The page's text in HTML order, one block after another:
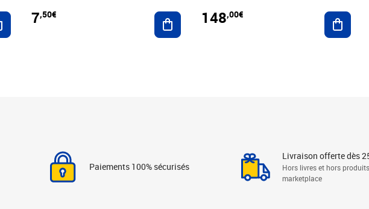
Ajouter au panier
7,50€ Ajouter au panier
148,00€
Paiements 100% sécurisés
Livraison offerte dès
Hors livres et hors produits
marketplace